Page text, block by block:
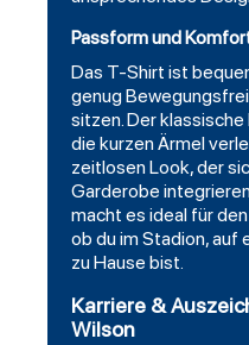
Passform und
Das T-Shirt ist
genug
sitzen. Der
die kurzen Ärmel
zeitlosen Look, der
Garderobe
macht es ideal für
ob du im Stadion, auf
zu Hause bist.
Karriere &
Wilson